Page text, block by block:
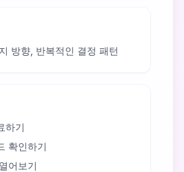
방향, 반복적인 결정 패턴
하기
확인하기
어보기